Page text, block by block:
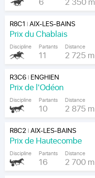
R8C1 |AIX-LES-BAINS
Prix du Chablais
Discipline Partants
11
Distance
2 725 m
R3C6| ENGHIEN
Prix de l'Odéon
Discipline Partants
10
Distance
2 875 m
R8C2|AIX-LES-BAINS
Prix de Hautecombe
Discipline Partants
16
Distance
2 700 m